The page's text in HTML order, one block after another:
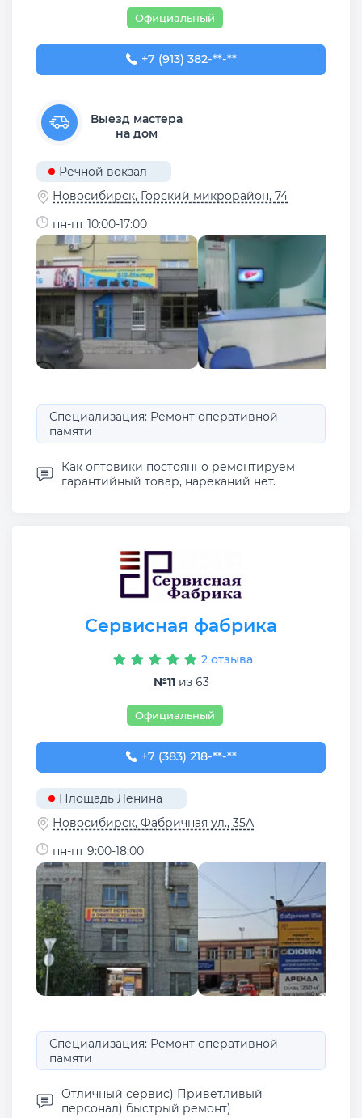
Официальный
+7 (913) 382-09-50
+7 (913) 382-**-**
Выезд мастера
на дом
Речной вокзал
Новосибирск, ​Горский микрорайон, 74
пн-пт 10:00-17:00
Специализация: Ремонт оперативной
памяти
Как оптовики постоянно ремонтируем
гарантийный товар, нареканий нет.
Сервисная фабрика
2 отзыва
№11из 63
Официальный
+7 (383) 218-10-83
+7 (383) 218-**-**
Площадь Ленина
Новосибирск, Фабричная ул., 35А
пн-пт 9:00-18:00
Специализация: Ремонт оперативной
памяти
Отличный сервис) Приветливый
персонал) быстрый ремонт)